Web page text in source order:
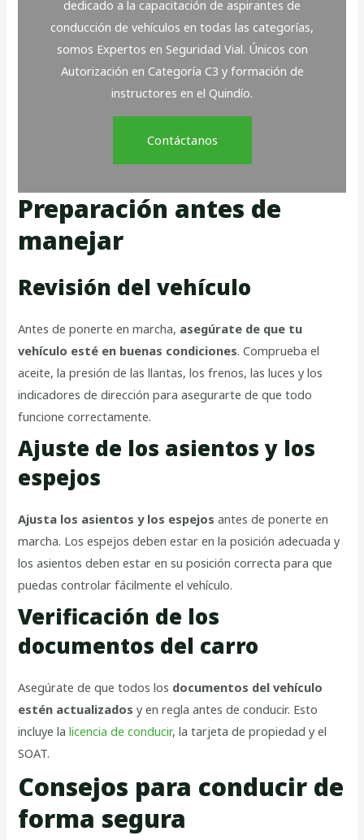
dedicado a la capacitación de aspirantes de
conducción de vehículos en todas las categorías,
somos Expertos en Seguridad Vial. Únicos con
Autorización en Categoría C3 y formación de
instructores en el Quindío.
Contáctanos
Preparación antes de
manejar
Revisión del vehículo
Antes de ponerte en marcha, asegúrate de que tu
vehículo esté en buenas condiciones. Comprueba el
aceite, la presión de las llantas, los frenos, las luces y los
indicadores de dirección para asegurarte de que todo
funcione correctamente.
Ajuste de los asientos y los
espejos
Ajusta los asientos y los espejos antes de ponerte en
marcha. Los espejos deben estar en la posición adecuada y
los asientos deben estar en su posición correcta para que
puedas controlar fácilmente el vehículo.
Verificación de los
documentos del carro
Asegúrate de que todos los documentos del vehículo
estén actualizados y en regla antes de conducir. Esto
incluye lalicencia de conducir, la tarjeta de propiedad y el
SOAT.
Consejos para conducir de
forma segura